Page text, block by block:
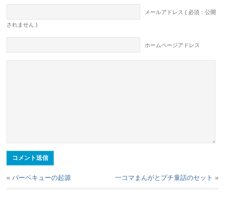
メールアドレス ( 必須：公開
されません )
ホームページアドレス
«バーベキューの起源 一コマまんがとプチ童話のセット »